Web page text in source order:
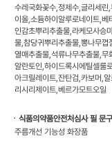
수레국화꽃수,정제수,글리세
이올,소듐하이알루로네이트,
인감초뿌리추출물,라케모사승
물,참당귀뿌리추출물,뽕나무
열매추출물,석류나무추출물,무
알란토인,하이드록시에틸셀룰
아크릴레이트,잔탄검,카보머,
리시리제이트,베르가모트오일
ㆍ식품의약품안전처심사 필 문구
주름개선 기능성 화장품